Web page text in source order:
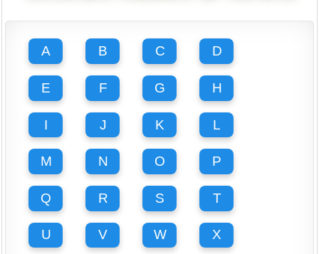
A B C D
E F G H
I J K L
M N O P
Q R S T
U V W X